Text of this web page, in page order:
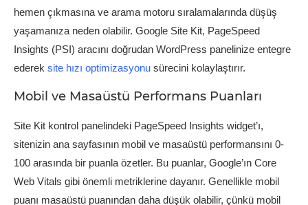
hemen çıkmasına ve arama motoru sıralamalarında düşüş
yaşamanıza neden olabilir. Google Site Kit, PageSpeed
Insights (PSI) aracını doğrudan WordPress panelinize entegre
ederek site hızı optimizasyonu sürecini kolaylaştırır.
Mobil ve Masaüstü Performans Puanları
Site Kit kontrol panelindeki PageSpeed Insights widget’ı,
sitenizin ana sayfasının mobil ve masaüstü performansını 0-
100 arasında bir puanla özetler. Bu puanlar, Google’ın Core
Web Vitals gibi önemli metriklerine dayanır. Genellikle mobil
puanı masaüstü puanından daha düşük olabilir, çünkü mobil